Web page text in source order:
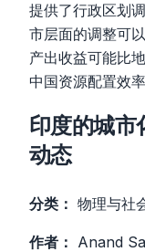
提供了行政区划
市层面的调整可
产出收益可能比
中国资源配置效
印度的城市
动态
分类： 物理与社
作者： Anand